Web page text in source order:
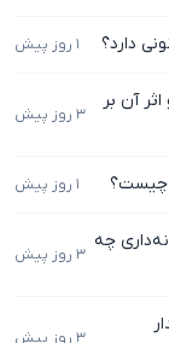
دارد؟ ۱ روز پیش
مستأجر در قرارداد اجاره با قانون ۱۳۷۶ و اثر آن بر
۳ روز پیش
چیست؟ ۱ روز پیش
چه
۳ روز پیش
۳ روز پیش